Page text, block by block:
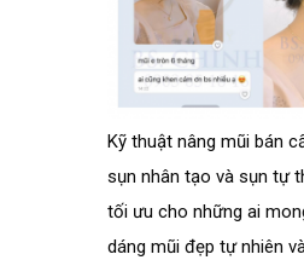
Kỹ thuật nâng mũi bán
sụn nhân tạo và sụn tự
tối ưu cho những ai
dáng mũi đẹp tự nhiên